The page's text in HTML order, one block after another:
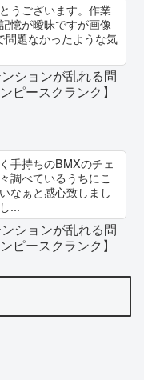
うございます。作業
憶が曖昧ですが画像
問題なかったような気
ションが乱れる問
ピースクランク】
手持ちのBMXのチェ
調べているうちにこ
なぁと感心致しまし
...
ションが乱れる問
ピースクランク】